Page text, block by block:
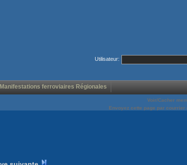
Utilisateur:
Manifestations ferroviaires Régionales
Voir/Cacher
Envoyez cette page par courrier